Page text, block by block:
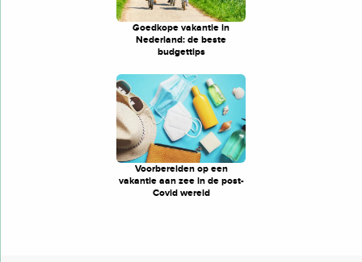
Goedkope vakantie in
Nederland: de beste
budgettips
Voorbereiden op een
vakantie aan zee in de post-
Covid wereld